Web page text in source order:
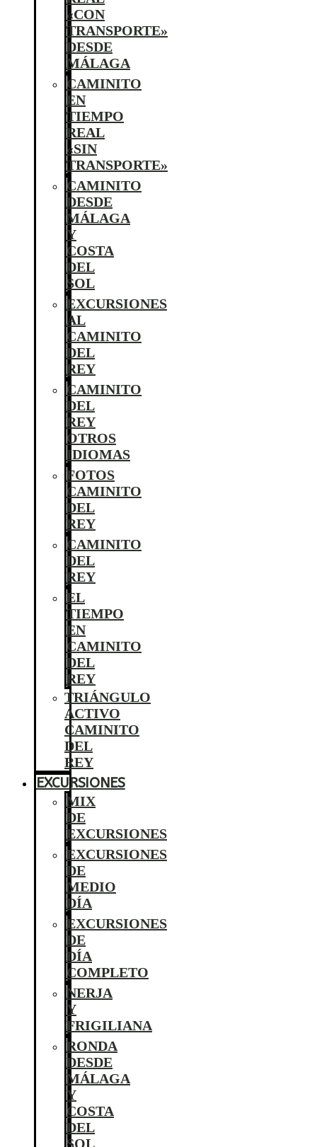
«CON
TRANSPORTE»
DESDE
MÁLAGA
CAMINITO
EN
TIEMPO
REAL
«SIN
TRANSPORTE»
CAMINITO
DESDE
MÁLAGA
Y
COSTA
DEL
SOL
EXCURSIONES
AL
CAMINITO
DEL
REY
CAMINITO
DEL
REY
OTROS
IDIOMAS
FOTOS
CAMINITO
DEL
REY
CAMINITO
DEL
REY
EL
TIEMPO
EN
CAMINITO
DEL
REY
TRIÁNGULO
ACTIVO
CAMINITO
DEL
REY
EXCURSIONES
MIX
DE
EXCURSIONES
EXCURSIONES
DE
MEDIO
DÍA
EXCURSIONES
DE
DÍA
COMPLETO
NERJA
Y
FRIGILIANA
RONDA
DESDE
MÁLAGA
Y
COSTA
DEL
SOL